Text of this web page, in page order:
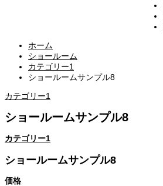
ホーム
ショールーム
カテゴリー1
ショールームサンプル8
カテゴリー1
ショールームサンプル8
カテゴリー1
ショールームサンプル8
価格